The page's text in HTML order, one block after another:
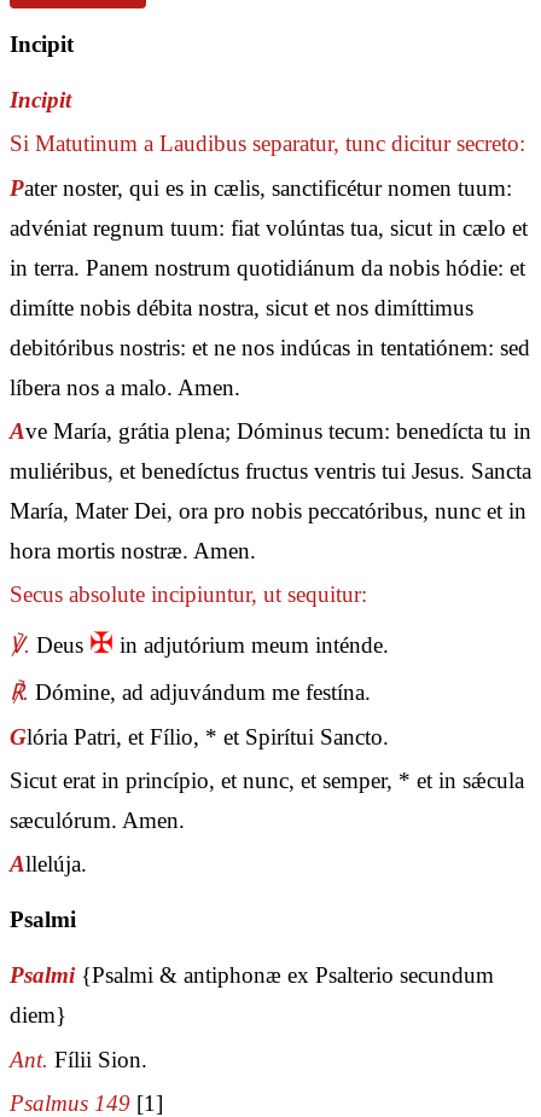
Incipit
Incipit
Si Matutinum a Laudibus separatur, tunc dicitur secreto:
Pater noster, qui es in cælis, sanctificétur nomen tuum:
advéniat regnum tuum: fiat volúntas tua, sicut in cælo et
in terra. Panem nostrum quotidiánum da nobis hódie: et
dimítte nobis débita nostra, sicut et nos dimíttimus
debitóribus nostris: et ne nos indúcas in tentatiónem: sed
líbera nos a malo. Amen.
Ave María, grátia plena; Dóminus tecum: benedícta tu in
muliéribus, et benedíctus fructus ventris tui Jesus. Sancta
María, Mater Dei, ora pro nobis peccatóribus, nunc et in
hora mortis nostræ. Amen.
Secus absolute incipiuntur, ut sequitur:
℣. Deus ✠ in adjutórium meum inténde.
℟. Dómine, ad adjuvándum me festína.
Glória Patri, et Fílio, * et Spirítui Sancto.
Sicut erat in princípio, et nunc, et semper, * et in sǽcula
sæculórum. Amen.
Allelúja.
Psalmi
Psalmi {Psalmi & antiphonæ ex Psalterio secundum
diem}
Ant. Fílii Sion.
Psalmus 149 [1]